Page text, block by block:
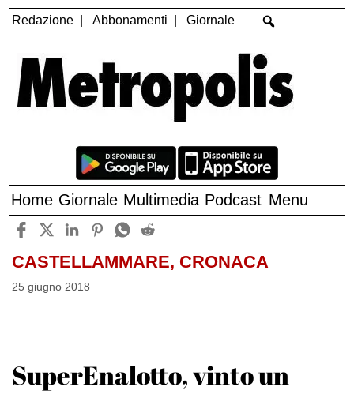
Redazione Abbonamenti Giornale
Home Giornale Multimedia Podcast Menu
CASTELLAMMARE, CRONACA
25 giugno 2018
SuperEnalotto, vinto un